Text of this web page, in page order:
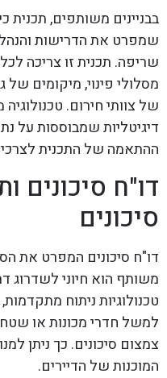
בבניינים משותפים, תכנית
שמפרט את הדרישות
שריפה. תכנית זו צריכה
מסלולי פינוי, מיקומים של
של צוותי חירום.
דיגיטליות שמבוססות על
ההתאמה של התכנית
דו"ח סיכונים
סיכונים
דו"ח סיכונים המפרט את
משותף הוא חיוני לשדרוג
טכנולוגיות ניתוח מתקדמות,
למשל חדרי מכונות או
צמצום סיכונים. כך ניתן
המוכנות של הדיירים.